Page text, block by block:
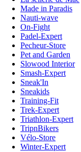
Made in Paradis
Nauti-wave
On-Fight
Padel-Expert
Pecheur-Store
Pet and Garden
Slowood Interior
Smash-Expert
Sneak'In
Sneakids
Training-Fit
Trek-Expert
Triathlon-Expert
TripnBikers
Vélo-Store
Winter-Expert